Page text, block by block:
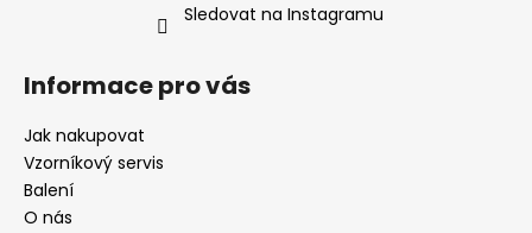
Sledovat na Instagramu
Informace pro vás
Jak nakupovat
Vzorníkový servis
Balení
O nás